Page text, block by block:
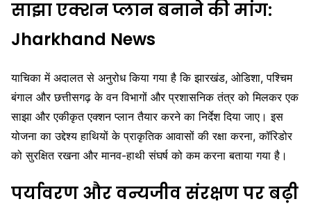
साझा एक्शन प्लान बनाने की मांग:
Jharkhand News
याचिका में अदालत से अनुरोध किया गया है कि झारखंड, ओडिशा, पश्चिम
बंगाल और छत्तीसगढ़ के वन विभागों और प्रशासनिक तंत्र को मिलकर एक
साझा और एकीकृत एक्शन प्लान तैयार करने का निर्देश दिया जाए। इस
योजना का उद्देश्य हाथियों के प्राकृतिक आवासों की रक्षा करना, कॉरिडोर
को सुरक्षित रखना और मानव-हाथी संघर्ष को कम करना बताया गया है।
पर्यावरण और वन्यजीव संरक्षण पर बढ़ी